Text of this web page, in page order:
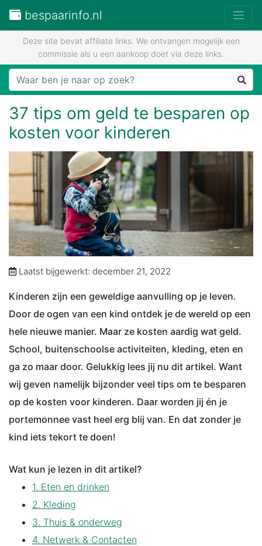
bespaarinfo.nl
Deze site bevat affiliate links. We ontvangen mogelijk een
commissie als u een aankoop doet via deze links.
37 tips om geld te besparen op
kosten voor kinderen
Laatst bijgewerkt: december 21, 2022
Kinderen zijn een geweldige aanvulling op je leven.
Door de ogen van een kind ontdek je de wereld op een
hele nieuwe manier. Maar ze kosten aardig wat geld.
School, buitenschoolse activiteiten, kleding, eten en
ga zo maar door. Gelukkig lees jij nu dit artikel. Want
wij geven namelijk bijzonder veel tips om te besparen
op de kosten voor kinderen. Daar worden jij én je
portemonnee vast heel erg blij van. En dat zonder je
kind iets tekort te doen!
Wat kun je lezen in dit artikel?
1. Eten en drinken
2. Kleding
3. Thuis & onderweg
4. Netwerk & Contacten